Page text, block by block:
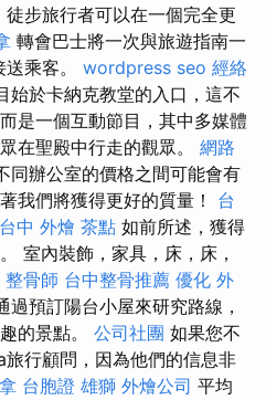
步旅行者可以在一個完全更
轉會巴士將一次與旅遊指南一
乘客。 wordpress seo 經絡
始於卡納克教堂的入口，這不
是一個互動節目，其中多媒體
在聖殿中行走的觀眾。 網路
同辦公室的價格之間可能會有
我們將獲得更好的質量！ 台
台中 外燴 茶點 如前所述，獲得
室內裝飾，家具，床，床，
整骨師 台中整骨推薦 優化 外
過預訂陽台小屋來研究路線，
的景點。 公司社團 如果您不
行顧問，因為他們的信息非
台胞證 雄獅 外燴公司 平均